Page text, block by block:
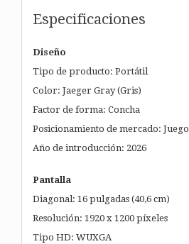
Especificaciones
Diseño
Tipo de producto: Portátil
Color: Jaeger Gray (Gris)
Factor de forma: Concha
Posicionamiento de mercado: Juego
Año de introducción: 2026
Pantalla
Diagonal: 16 pulgadas (40,6 cm)
Resolución: 1920 x 1200 píxeles
Tipo HD: WUXGA